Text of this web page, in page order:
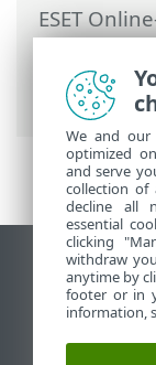
ESET
Premium>
Security
Internet-
Desktop-
End of Life
ESET
We and
optimized
and serve
collection of
decline all
essential
clicking
withdraw
anytime by
footer or in
information,